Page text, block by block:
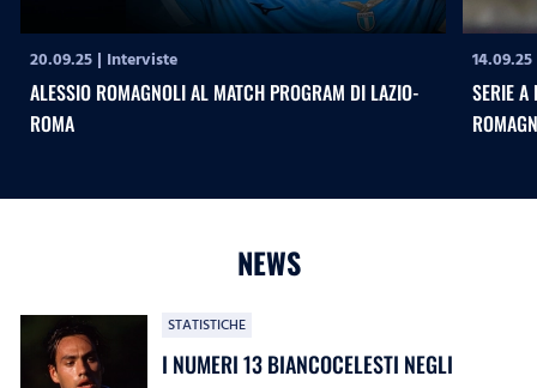
20.09.25 | Interviste
ALESSIO ROMAGNOLI AL MATCH PROGRAM DI LAZIO-
ROMA
14.09.25
SERIE A
NEWS
STATISTICHE
I NUMERI 13 BIANCOCELESTI NEGLI